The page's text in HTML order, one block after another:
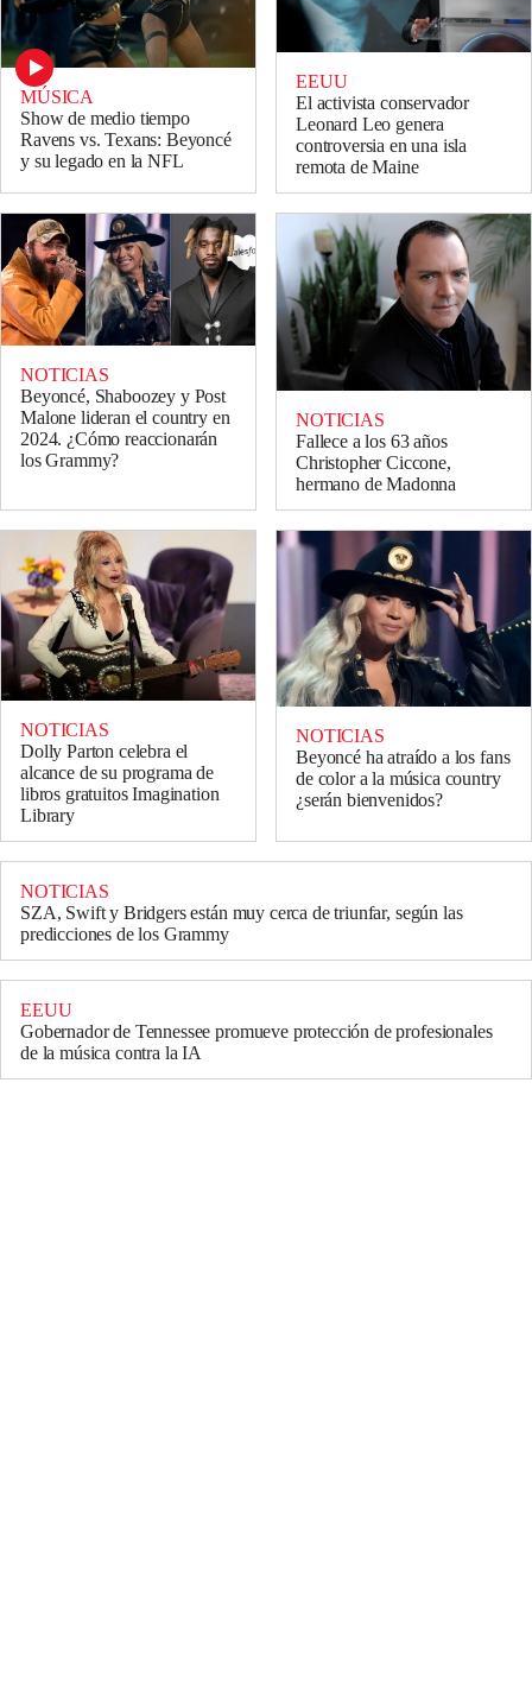
MÚSICA
Show de medio tiempo
Ravens vs. Texans: Beyoncé
y su legado en la NFL
EEUU
El activista conservador
Leonard Leo genera
controversia en una isla
remota de Maine
NOTICIAS
Beyoncé, Shaboozey y Post
Malone lideran el country en
2024. ¿Cómo reaccionarán
los Grammy?
NOTICIAS
Fallece a los 63 años
Christopher Ciccone,
hermano de Madonna
NOTICIAS
Dolly Parton celebra el
alcance de su programa de
libros gratuitos Imagination
Library
NOTICIAS
Beyoncé ha atraído a los fans
de color a la música country
¿serán bienvenidos?
NOTICIAS
SZA, Swift y Bridgers están muy cerca de triunfar, según las
predicciones de los Grammy
EEUU
Gobernador de Tennessee promueve protección de profesionales
de la música contra la IA